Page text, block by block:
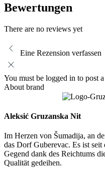
Bewertungen
There are no reviews yet
Eine Rezension verfassen
You must be logged in to post
About brand
Aleksić Gruzanska Nit
Im Herzen von Šumadija, an
das Dorf Guberevac. Es ist
Gegend dank des Reichtums
Qualität gedeihen.